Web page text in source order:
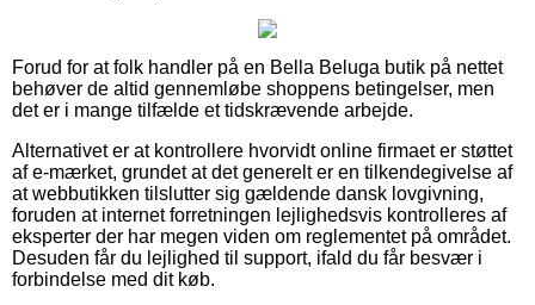
Forud for at folk handler på en Bella Beluga butik på nettet
behøver de altid gennemløbe shoppens betingelser, men
det er i mange tilfælde et tidskrævende arbejde.
Alternativet er at kontrollere hvorvidt online firmaet er støttet
af e-mærket, grundet at det generelt er en tilkendegivelse af
at webbutikken tilslutter sig gældende dansk lovgivning,
foruden at internet forretningen lejlighedsvis kontrolleres af
eksperter der har megen viden om reglementet på området.
Desuden får du lejlighed til support, ifald du får besvær i
forbindelse med dit køb.